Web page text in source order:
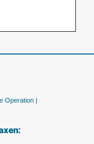
Operation |